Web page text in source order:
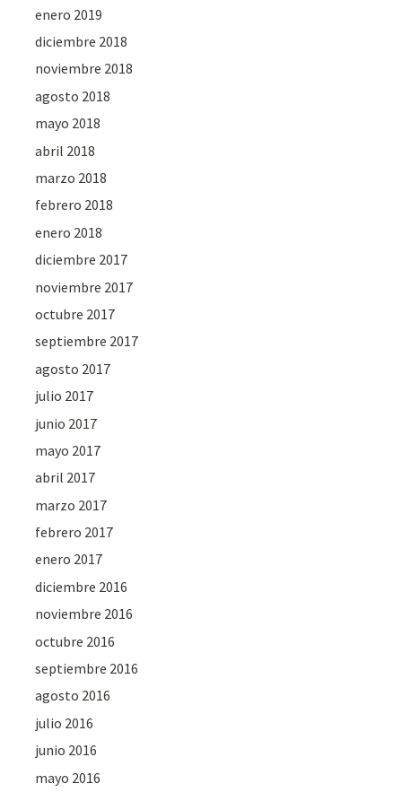
enero 2019
diciembre 2018
noviembre 2018
agosto 2018
mayo 2018
abril 2018
marzo 2018
febrero 2018
enero 2018
diciembre 2017
noviembre 2017
octubre 2017
septiembre 2017
agosto 2017
julio 2017
junio 2017
mayo 2017
abril 2017
marzo 2017
febrero 2017
enero 2017
diciembre 2016
noviembre 2016
octubre 2016
septiembre 2016
agosto 2016
julio 2016
junio 2016
mayo 2016